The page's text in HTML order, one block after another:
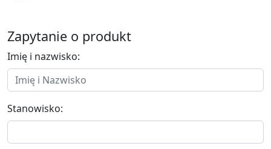
Zapytanie o produkt
Imię i nazwisko:
Stanowisko: